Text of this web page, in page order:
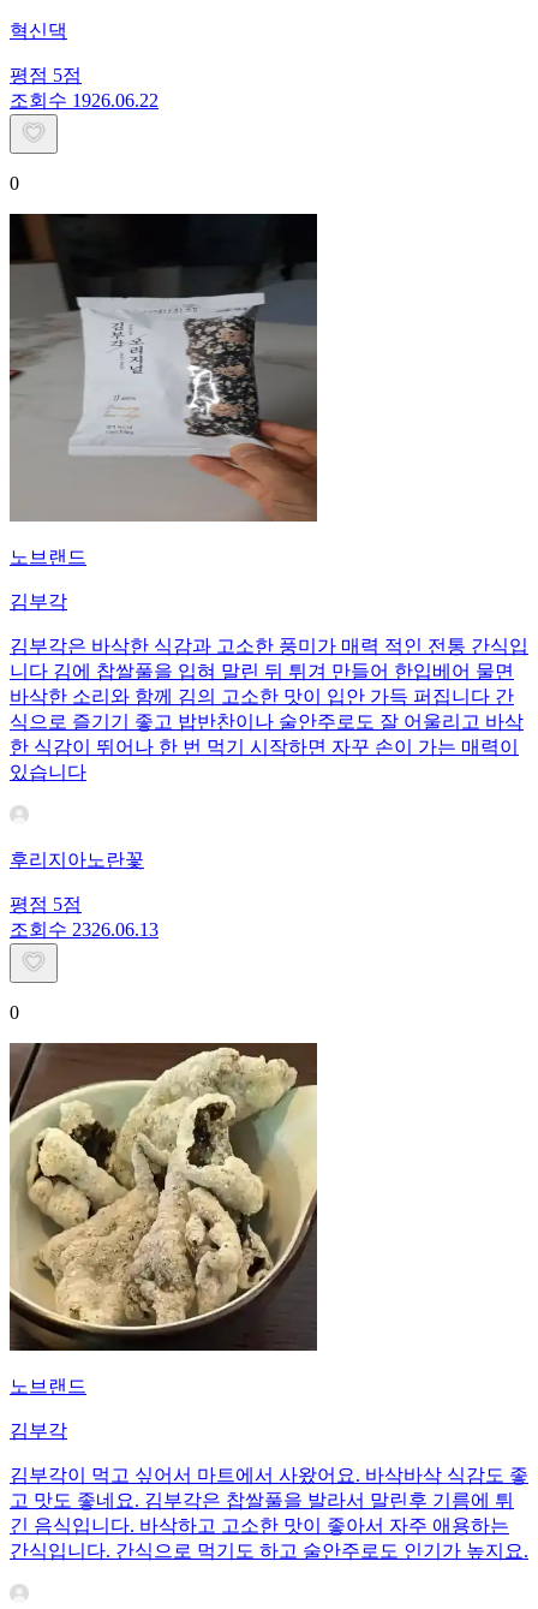
혁신댁
평점 5점
조회수 1926.06.22
0
노브랜드
김부각
김부각은 바삭한 식감과 고소한 풍미가 매력 적인 전통 간식입
니다 김에 찹쌀풀을 입혀 말린 뒤 튀겨 만들어 한입베어 물면
바삭한 소리와 함께 김의 고소한 맛이 입안 가득 퍼집니다 간
식으로 즐기기 좋고 밥반찬이나 술안주로도 잘 어울리고 바삭
한 식감이 뛰어나 한 번 먹기 시작하면 자꾸 손이 가는 매력이
있습니다
후리지아노란꽃
평점 5점
조회수 2326.06.13
0
노브랜드
김부각
김부각이 먹고 싶어서 마트에서 사왔어요. 바삭바삭 식감도 좋
고 맛도 좋네요. 김부각은 찹쌀풀을 발라서 말린후 기름에 튀
긴 음식입니다. 바삭하고 고소한 맛이 좋아서 자주 애용하는
간식입니다. 간식으로 먹기도 하고 술안주로도 인기가 높지요.